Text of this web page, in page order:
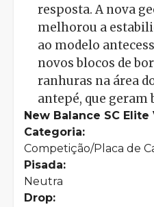
resposta. A nova
melhorou a
ao modelo
novos blocos de
ranhuras na área
antepé, que geram
New Balance SC Elite
Categoria:
Competição/Placa de
Pisada:
Neutra
Drop: